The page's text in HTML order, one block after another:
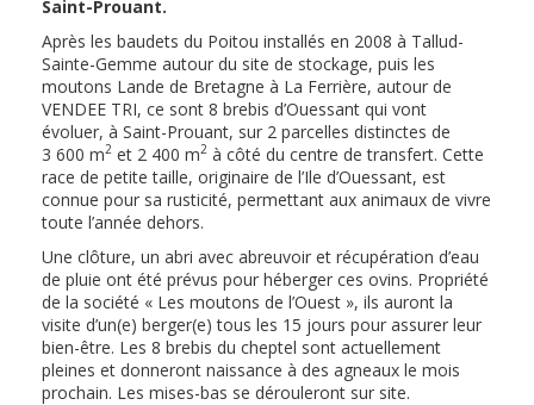
Saint-Prouant.
Après les baudets du Poitou installés en 2008 à Tallud-
Sainte-Gemme autour du site de stockage, puis les
moutons Lande de Bretagne à La Ferrière, autour de
VENDEE TRI, ce sont 8 brebis d’Ouessant qui vont
évoluer, à Saint-Prouant, sur 2 parcelles distinctes de
3 600 m2 et 2 400 m2 à côté du centre de transfert. Cette
race de petite taille, originaire de l’Ile d’Ouessant, est
connue pour sa rusticité, permettant aux animaux de vivre
toute l’année dehors.
Une clôture, un abri avec abreuvoir et récupération d’eau
de pluie ont été prévus pour héberger ces ovins. Propriété
de la société « Les moutons de l’Ouest », ils auront la
visite d’un(e) berger(e) tous les 15 jours pour assurer leur
bien-être. Les 8 brebis du cheptel sont actuellement
pleines et donneront naissance à des agneaux le mois
prochain. Les mises-bas se dérouleront sur site.